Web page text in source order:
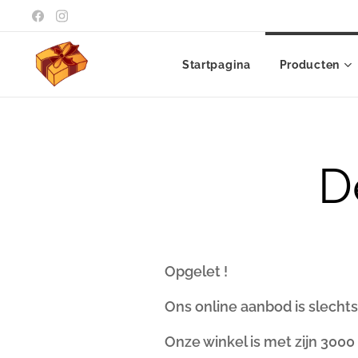
Startpagina Producten
Opgelet !
Ons online aanbod is
Onze winkel is met zijn